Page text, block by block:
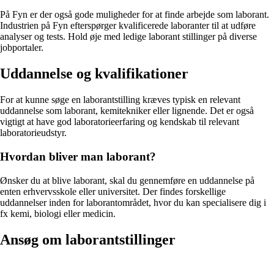
På Fyn er der også gode muligheder for at finde arbejde som laborant.
Industrien på Fyn efterspørger kvalificerede laboranter til at udføre
analyser og tests. Hold øje med ledige laborant stillinger på diverse
jobportaler.
Uddannelse og kvalifikationer
For at kunne søge en laborantstilling kræves typisk en relevant
uddannelse som laborant, kemitekniker eller lignende. Det er også
vigtigt at have god laboratorieerfaring og kendskab til relevant
laboratorieudstyr.
Hvordan bliver man laborant?
Ønsker du at blive laborant, skal du gennemføre en uddannelse på
enten erhvervsskole eller universitet. Der findes forskellige
uddannelser inden for laborantområdet, hvor du kan specialisere dig i
fx kemi, biologi eller medicin.
Ansøg om laborantstillinger